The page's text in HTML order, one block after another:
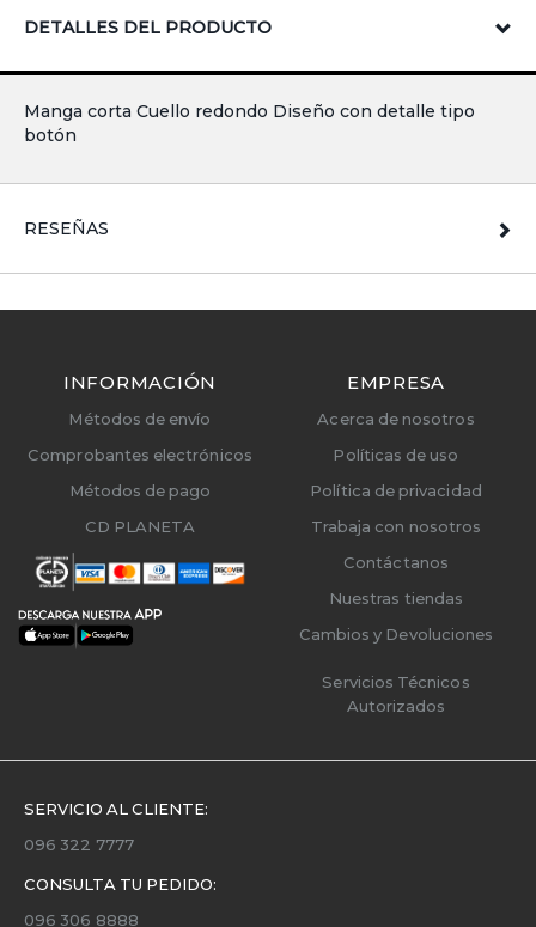
DETALLES DEL PRODUCTO
Manga corta Cuello redondo Diseño con detalle tipo
botón
RESEÑAS
INFORMACIÓN
Métodos de envío
Comprobantes electrónicos
Métodos de pago
CD PLANETA
EMPRESA
Acerca de nosotros
Políticas de uso
Política de privacidad
Trabaja con nosotros
Contáctanos
Nuestras tiendas
Cambios y Devoluciones
Servicios Técnicos
Autorizados
SERVICIO AL CLIENTE:
096 322 7777
CONSULTA TU PEDIDO:
096 306 8888